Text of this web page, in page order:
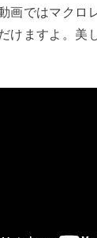
画ではマクロ
けますよ。美